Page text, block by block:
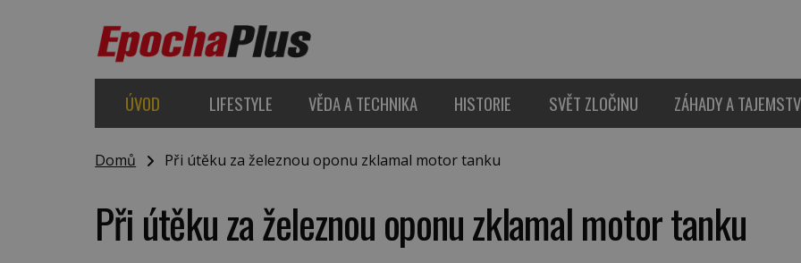
ÚVOD LIFESTYLE VĚDA A TECHNIKA HISTORIE SVĚT ZLOČINU ZÁHADY A
Domů Při útěku za železnou oponu zklamal motor tanku
Při útěku za železnou oponu zklamal motor tanku